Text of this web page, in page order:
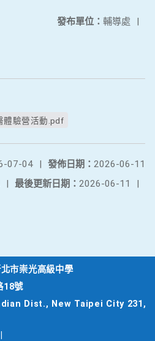
發布單位： 輔導處 |
體驗營活動.pdf
發佈日期： 2026-06-11
07-04
|
最後更新日期： 2026-06-11 |
|
市崇光高級中學
18號
Dist., New Taipei City 231,